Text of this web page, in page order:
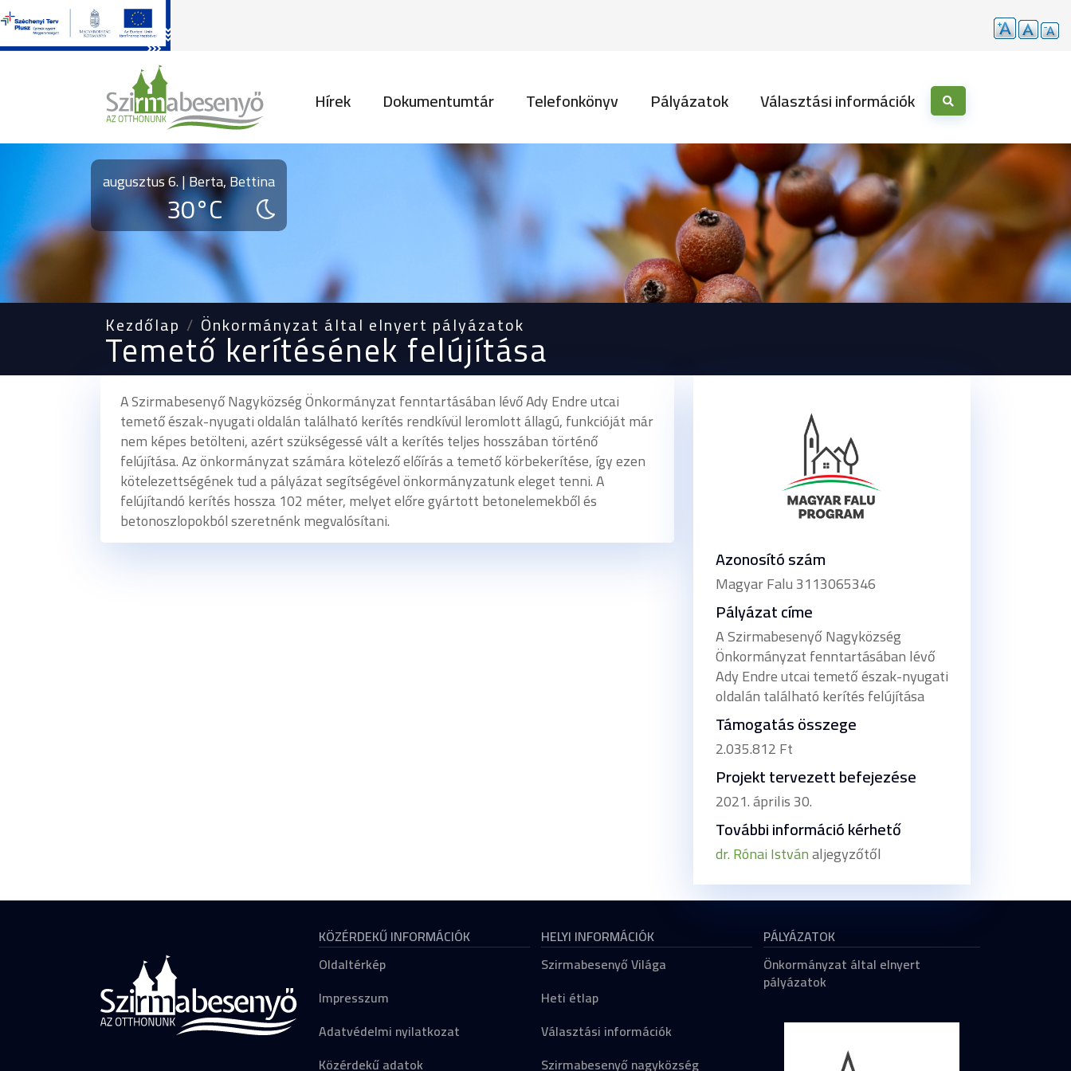
Fő navigáció
Hírek Dokumentumtár Telefonkönyv Pályázatok Választási információk
augusztus 6. | Berta, Bettina
30°C
Kezdőlap Önkormányzat által elnyert pályázatok
Temető kerítésének felújítása
A Szirmabesenyő Nagyközség Önkormányzat fenntartásában lévő Ady Endre utcai
temető észak-nyugati oldalán található kerítés rendkívül leromlott állagú, funkcióját már
nem képes betölteni, azért szükségessé vált a kerítés teljes hosszában történő
felújítása. Az önkormányzat számára kötelező előírás a temető körbekerítése, így ezen
kötelezettségének tud a pályázat segítségével önkormányzatunk eleget tenni. A
felújítandó kerítés hossza 102 méter, melyet előre gyártott betonelemekből és
betonoszlopokból szeretnénk megvalósítani.
Azonosító szám
Magyar Falu 3113065346
Pályázat címe
A Szirmabesenyő Nagyközség
Önkormányzat fenntartásában lévő
Ady Endre utcai temető észak-nyugati
oldalán található kerítés felújítása
Támogatás összege
2.035.812 Ft
Projekt tervezett befejezése
2021. április 30.
További információ kérhető
dr. Rónai Istvánaljegyzőtől
KÖZÉRDEKŰ INFORMÁCIÓK
Oldaltérkép
Impresszum
Adatvédelmi nyilatkozat
Közérdekű adatok
HELYI INFORMÁCIÓK
Szirmabesenyő Világa
Heti étlap
Választási információk
Szirmabesenyő nagyközség
PÁLYÁZATOK
Önkormányzat által elnyert
pályázatok